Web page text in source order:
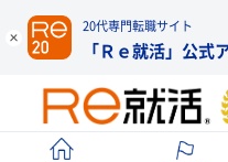
20代専門転職サイト
「Ｒｅ就活」公式